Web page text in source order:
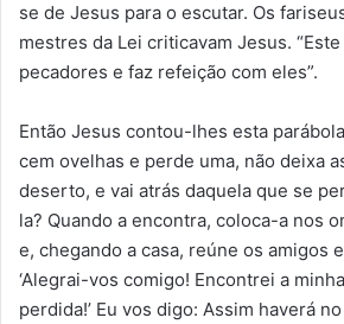
se de Jesus para o escutar. Os
mestres da Lei criticavam Jesus.
pecadores e faz refeição com eles”.
Então Jesus contou-lhes esta
cem ovelhas e perde uma, não deixa
deserto, e vai atrás daquela que se
la? Quando a encontra, coloca-a nos
e, chegando a casa, reúne os amigos
‘Alegrai-vos comigo! Encontrei a
perdida!’ Eu vos digo: Assim haverá